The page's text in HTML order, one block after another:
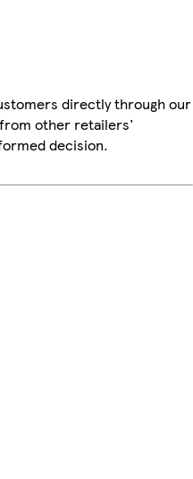
directly through our
other retailers'
decision.